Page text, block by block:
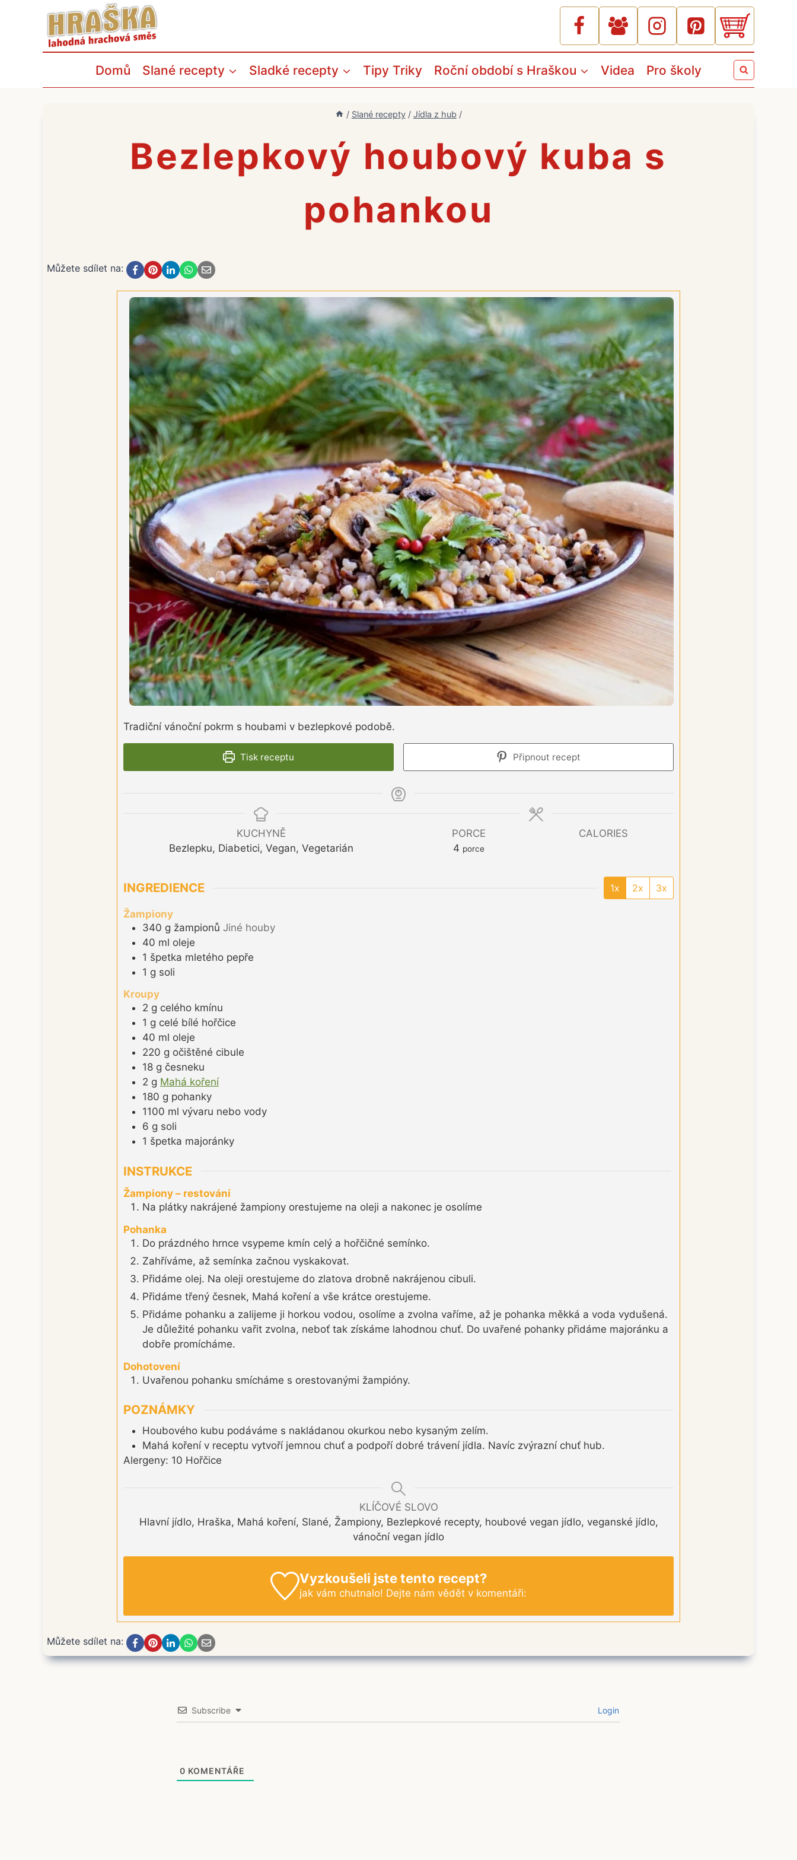
Domů Slané recepty Sladké recepty Tipy Triky Roční období s Hraškou Videa Pro školy
/ Slané recepty / Jídla z hub /
Bezlepkový houbový kuba s
pohankou
Můžete sdílet na:
Tradiční vánoční pokrm s houbami v bezlepkové podobě.
Tisk receptu Připnout recept
KUCHYNĚ
Bezlepku, Diabetici, Vegan, Vegetarián
PORCE
4 porce
CALORIES
INGREDIENCE 1x 2x 3x
Žampiony
340 g žampionů Jiné houby
40 ml oleje
1 špetka mletého pepře
1 g soli
Kroupy
2 g celého kmínu
1 g celé bílé hořčice
40 ml oleje
220 g očištěné cibule
18 g česneku
2 g Mahá koření
180 g pohanky
1100 ml vývaru nebo vody
6 g soli
1 špetka majoránky
INSTRUKCE
Žampiony – restování
Na plátky nakrájené žampiony orestujeme na oleji a nakonec je osolíme
Pohanka
Do prázdného hrnce vsypeme kmín celý a hořčičné semínko.
Zahříváme, až semínka začnou vyskakovat.
Přidáme olej. Na oleji orestujeme do zlatova drobně nakrájenou cibuli.
Přidáme třený česnek, Mahá koření a vše krátce orestujeme.
Přidáme pohanku a zalijeme ji horkou vodou, osolíme a zvolna vaříme, až je pohanka měkká a voda vydušená.
Je důležité pohanku vařit zvolna, neboť tak získáme lahodnou chuť. Do uvařené pohanky přidáme majoránku a
dobře promícháme.
Dohotovení
Uvařenou pohanku smícháme s orestovanými žampióny.
POZNÁMKY
Houbového kubu podáváme s nakládanou okurkou nebo kysaným zelím.
Mahá koření v receptu vytvoří jemnou chuť a podpoří dobré trávení jídla. Navíc zvýrazní chuť hub.
Alergeny: 10 Hořčice
KLÍČOVÉ SLOVO
Hlavní jídlo, Hraška, Mahá koření, Slané, Žampiony, Bezlepkové recepty, houbové vegan jídlo, veganské jídlo,
vánoční vegan jídlo
Vyzkoušeli jste tento recept?
jak vám chutnalo! Dejte nám vědět v komentáři:
Můžete sdílet na:
Subscribe Login
0 KOMENTÁŘE